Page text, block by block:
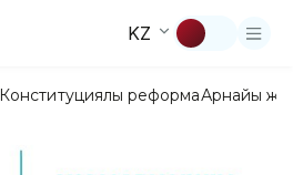
KZ
Конституциялық реформаАрнайы